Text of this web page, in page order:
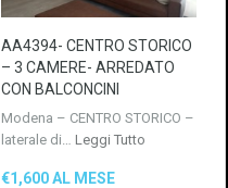
AA4394- CENTRO STORICO
– 3 CAMERE- ARREDATO
CON BALCONCINI
Modena – CENTRO STORICO –
laterale di… Leggi Tutto
€1,600 AL MESE